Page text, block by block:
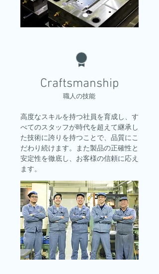
Craftsmanship
職人の技能
高度なスキルを持つ社員を育成し、す
べてのスタッフが時代を超えて継承し
た技術に誇りを持つことで、品質にこ
だわり続けます。また製品の正確性と
安定性を徹底し、お客様の信頼に応え
ます。